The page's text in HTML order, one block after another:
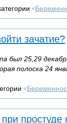
«
зачатие?
был 25,29
полоска 24
«